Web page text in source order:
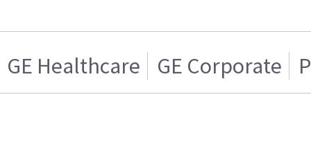
GE Healthcare GE Corporate